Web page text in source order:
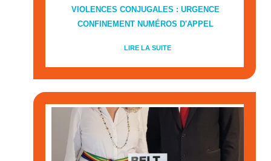
VIOLENCES CONJUGALES : URGENCE
CONFINEMENT NUMÉROS D'APPEL
LIRE LA SUITE